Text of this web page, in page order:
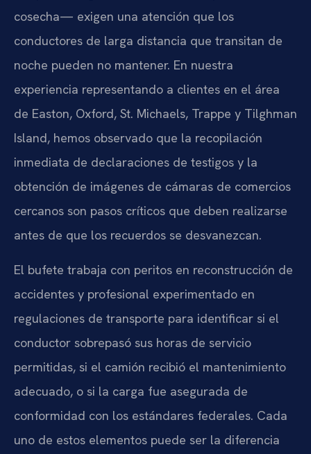
cosecha— exigen una atención que los
conductores de larga distancia que transitan de
noche pueden no mantener. En nuestra
experiencia representando a clientes en el área
de Easton, Oxford, St. Michaels, Trappe y Tilghman
Island, hemos observado que la recopilación
inmediata de declaraciones de testigos y la
obtención de imágenes de cámaras de comercios
cercanos son pasos críticos que deben realizarse
antes de que los recuerdos se desvanezcan.
El bufete trabaja con peritos en reconstrucción de
accidentes y profesional experimentado en
regulaciones de transporte para identificar si el
conductor sobrepasó sus horas de servicio
permitidas, si el camión recibió el mantenimiento
adecuado, o si la carga fue asegurada de
conformidad con los estándares federales. Cada
uno de estos elementos puede ser la diferencia